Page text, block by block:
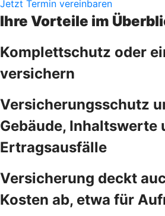
Jetzt Termin vereinbaren
Ihre Vorteile im
Komplettschutz oder
versichern
Versicherungsschutz
Gebäude, Inhaltswerte
Ertragsausfälle
Versicherung deckt
Kosten ab, etwa für